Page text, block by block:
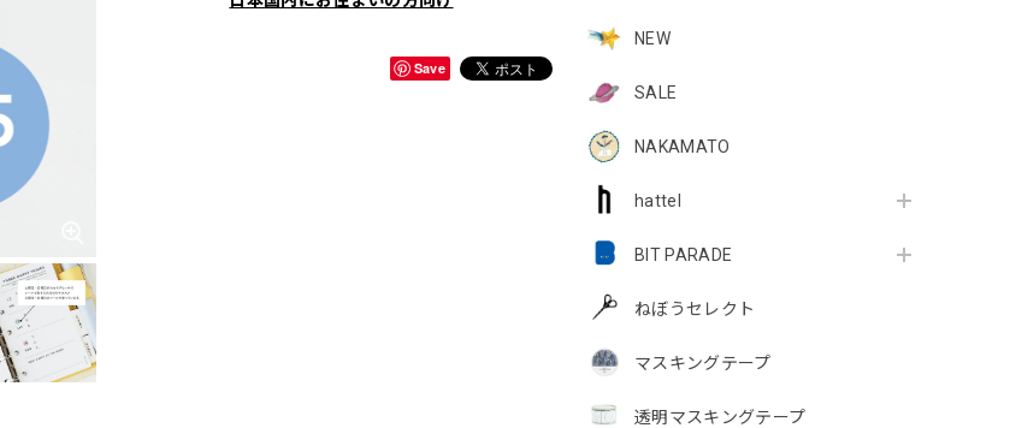
NEW
SALE
NAKAMATO
hattel
BIT PARADE
ねぼうセレクト
マスキングテープ
透明マスキングテープ
Save